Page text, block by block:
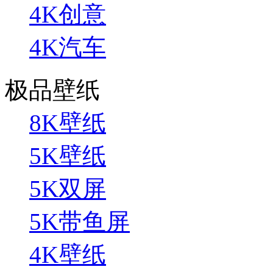
4K创意
4K汽车
极品壁纸
8K壁纸
5K壁纸
5K双屏
5K带鱼屏
4K壁纸